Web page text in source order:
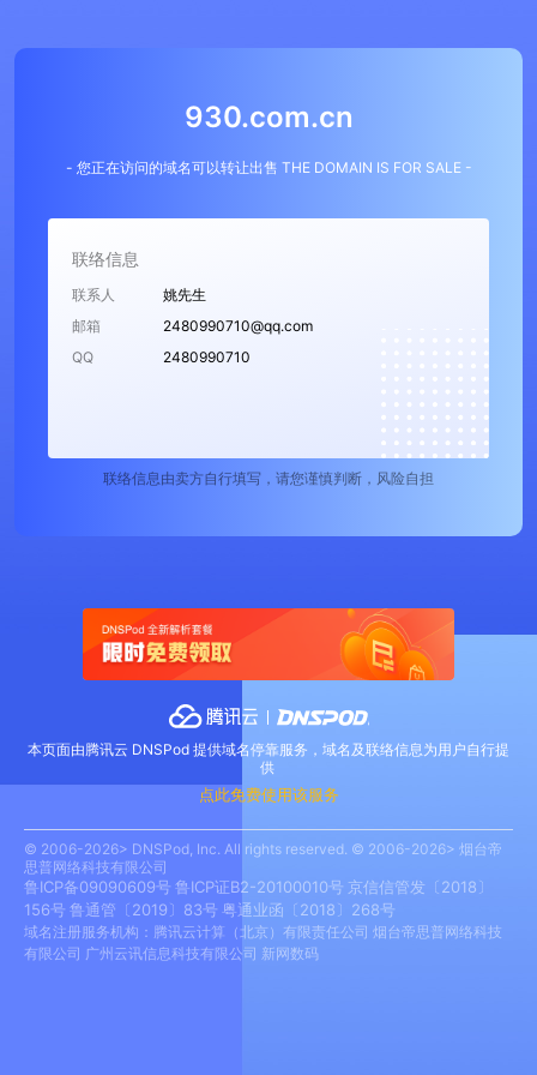
930.com.cn
- 您正在访问的域名可以转让出售 THE DOMAIN IS FOR SALE -
联络信息
联系人
姚先生
邮箱
2480990710@qq.com
QQ
2480990710
联络信息由卖方自行填写，请您谨慎判断，风险自担
本页面由腾讯云 DNSPod 提供域名停靠服务，域名及联络信息为用户自行提
供
点此免费使用该服务
© 2006-2026> DNSPod, Inc. All rights reserved. © 2006-2026> 烟台帝
思普网络科技有限公司
鲁ICP备09090609号 鲁ICP证B2-20100010号 京信信管发〔2018〕
156号 鲁通管〔2019〕83号 粤通业函〔2018〕268号
域名注册服务机构：腾讯云计算（北京）有限责任公司 烟台帝思普网络科技
有限公司 广州云讯信息科技有限公司 新网数码